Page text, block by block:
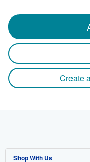
Create
Shop With Us